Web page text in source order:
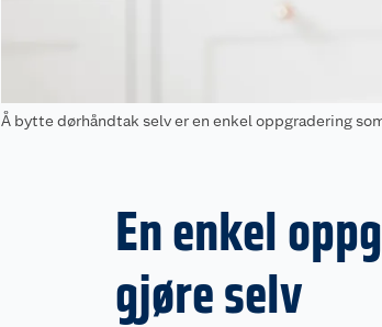
Å bytte dørhåndtak selv er en enkel oppgradering
En enkel
gjøre selv